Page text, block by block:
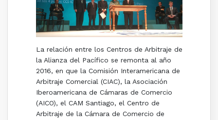
La relación entre los Centros de Arbitraje de
la Alianza del Pacífico se remonta al año
2016, en que la Comisión Interamericana de
Arbitraje Comercial (CIAC), la Asociación
Iberoamericana de Cámaras de Comercio
(AICO), el CAM Santiago, el Centro de
Arbitraje de la Cámara de Comercio de